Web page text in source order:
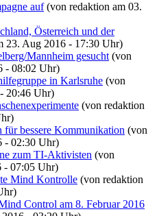
auf(von redaktion am 03.
Österreich und der
23. Aug 2016 - 17:30 Uhr)
Mannheim gesucht (von
- 08:02 Uhr)
in Karlsruhe (von
20:46 Uhr)
(von redaktion
bessere Kommunikation (von
- 02:30 Uhr)
zum TI-Aktivisten (von
- 07:05 Uhr)
Mind Kontrolle (von redaktion
Control am 8. Februar 2016